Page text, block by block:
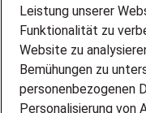
PARTNERSHIP WITH
INITIATIV BEWERBEN
ÜBER UNS
STANDORTE
Leistung unserer
Funktionalität zu
Website zu
Bemühungen zu
personenbezogenen
Personalisierung von